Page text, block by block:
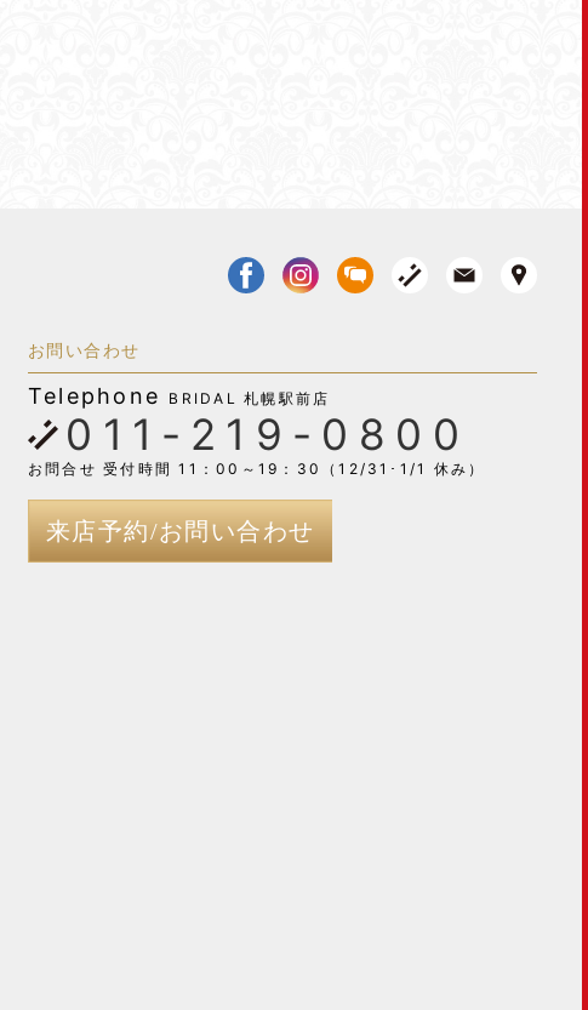
お問い合わせ
Telephone BRIDAL 札幌駅前店
011-219-0800
お問合せ 受付時間 11：00～19：30（12/31･1/1 休み）
来店予約/お問い合わせ